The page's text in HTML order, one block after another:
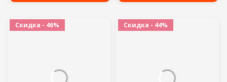
Macbook iPad
Скидка - 46% Скидка - 44%